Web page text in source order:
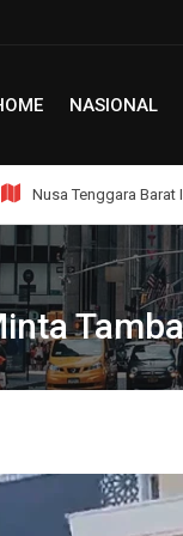
NASIONAL
Nusa Tenggara Barat